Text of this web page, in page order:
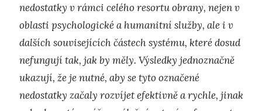
nedostatky v rámci celého resortu obrany, nejen v
oblasti psychologické a humanitní služby, ale i v
dalších souvisejících částech systému, které dosud
nefungují tak, jak by měly. Výsledky jednoznačně
ukazují, že je nutné, aby se tyto označené
nedostatky začaly rozvíjet efektivně a rychle, jinak